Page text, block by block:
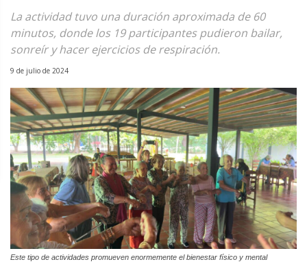
La actividad tuvo una duración aproximada de 60
minutos, donde los 19 participantes pudieron bailar,
sonreír y hacer ejercicios de respiración.
9 de julio de 2024
Este tipo de actividades promueven enormemente el bienestar físico y mental